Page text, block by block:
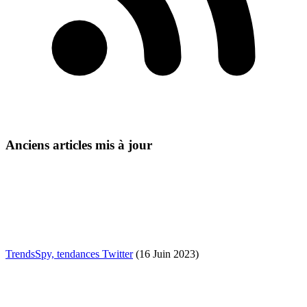
Anciens articles mis à jour
TrendsSpy, tendances Twitter(16 Juin 2023)